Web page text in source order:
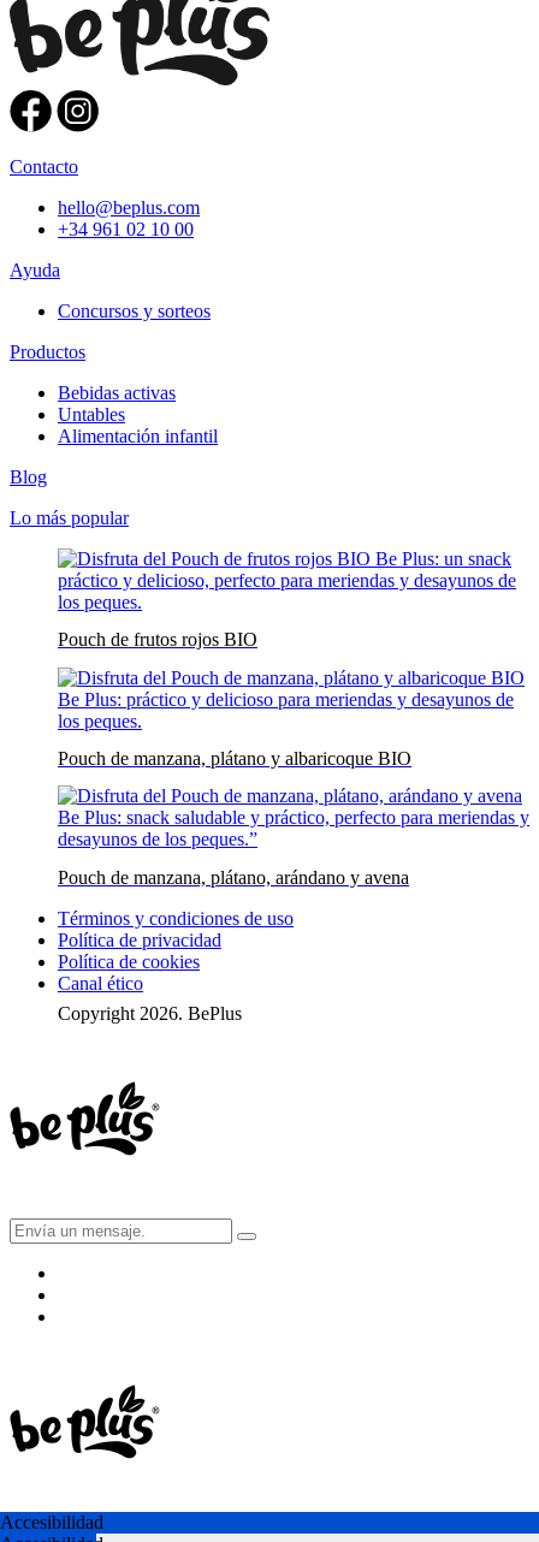
Contacto
hello@beplus.com
+34 961 02 10 00
Ayuda
Concursos y sorteos
Productos
Bebidas activas
Untables
Alimentación infantil
Blog
Lo más popular
Pouch de frutos rojos BIO
Pouch de manzana, plátano y albaricoque BIO
Pouch de manzana, plátano, arándano y avena
Términos y condiciones de uso
Política de privacidad
Política de cookies
Canal ético
Copyright 2026. BePlus